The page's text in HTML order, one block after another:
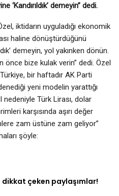
‘Kandırıldık’ demeyin’’ dedi.
iktidarın uyguladığı ekonomik
haline dönüştürdüğünü
demeyin, yol yakınken dönün.
önce bize kulak verin” dedi. Özel
bir haftadır AK Parti
yeni modelin yarattığı
Türk Lirası, dolar
karşısında aşırı değer
zam üstüne zam geliyor”
şöyle:
çeken paylaşımlar!